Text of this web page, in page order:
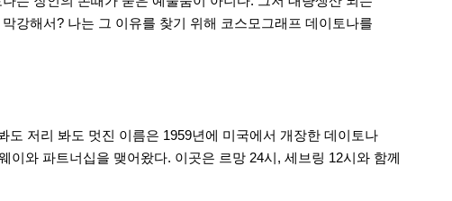
강해서? 나는 그 이유를 찾기 위해 코스모그래프 데이토나를
저리 봐도 멋진 이름은 1959년에 미국에서 개장한 데이토나
와 파트너십을 맺어왔다. 이곳은 르망 24시, 세브링 12시와 함께